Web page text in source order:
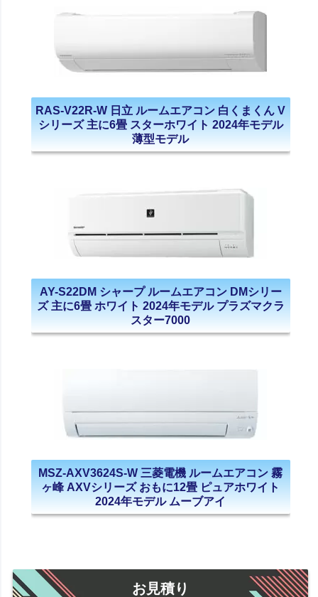
RAS-V22R-W 日立 ルームエアコン 白くまくん V
シリーズ 主に6畳 スターホワイト 2024年モデル
薄型モデル
AY-S22DM シャープ ルームエアコン DMシリー
ズ 主に6畳 ホワイト 2024年モデル プラズマクラ
スター7000
MSZ-AXV3624S-W 三菱電機 ルームエアコン 霧
ヶ峰 AXVシリーズ おもに12畳 ピュアホワイト
2024年モデル ムーブアイ
お見積り